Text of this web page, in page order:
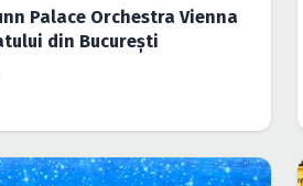
Palace Orchestra Vienna
din Bucureşti